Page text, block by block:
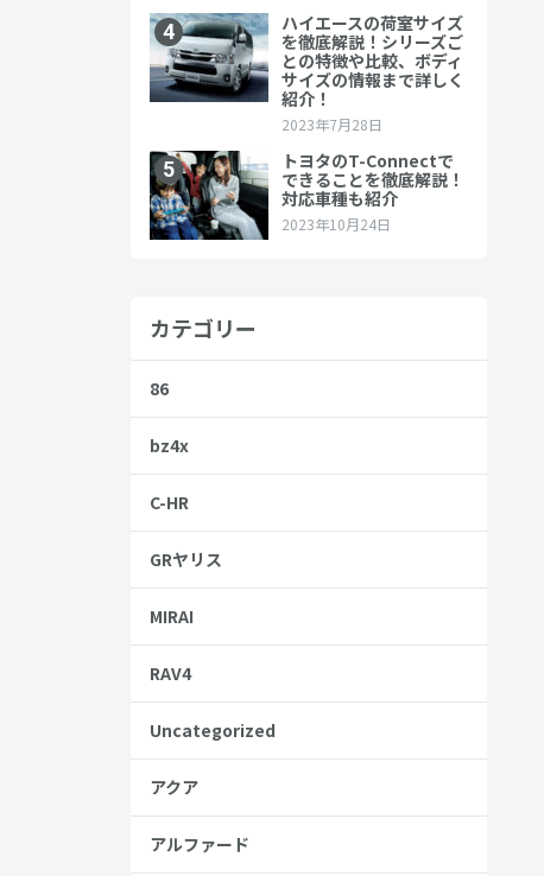
カテゴリー
86
bz4x
C-HR
GRヤリス
MIRAI
RAV4
Uncategorized
アクア
アルファード